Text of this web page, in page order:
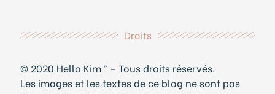
Droits
© 2020 Hello Kim ™ – Tous droits réservés.
Les images et les textes de ce blog ne sont pas